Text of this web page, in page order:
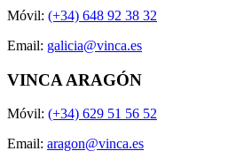
Móvil: (+34) 648 92 38 32
Email: galicia@vinca.es
VINCA ARAGÓN
Móvil: (+34) 629 51 56 52
Email: aragon@vinca.es